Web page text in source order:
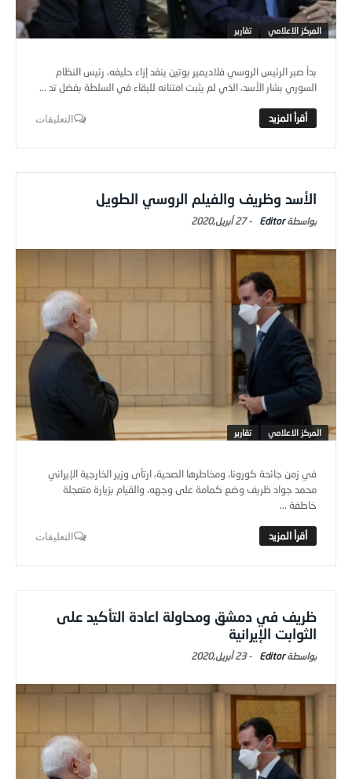
المركز الاعلامي تقارير
بدأ صبر الرئيس الروسي فلاديمير بوتين ينفد إزاء حليفه، رئيس النظام
السوري بشار الأسد، الذي لم يثبت امتنانه للبقاء في السلطة بفضل تد ...
التعليقات
الأسد وظريف والفيلم الروسي الطويل
Editor
-27 أبريل,2020
المركز الاعلامي تقارير
في زمن جائحة كورونا، ومخاطرها الصحية، ارتأى وزير الخارجية الإيراني
محمد جواد ظريف وضع كمامة على وجهه، والقيام بزيارة متعجلة
خاطفة ...
التعليقات
ظريف في دمشق ومحاولة اعادة التأكيد على
الثوابت الإيرانية
Editor
-23 أبريل,2020